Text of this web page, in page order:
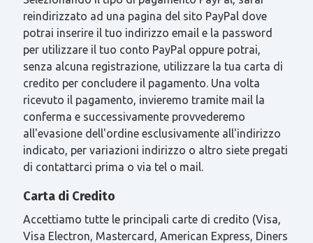
reindirizzato ad una pagina del sito PayPal dove
potrai inserire il tuo indirizzo email e la password
per utilizzare il tuo conto PayPal oppure potrai,
senza alcuna registrazione, utilizzare la tua carta di
credito per concludere il pagamento. Una volta
ricevuto il pagamento, invieremo tramite mail la
conferma e successivamente provvederemo
all'evasione dell'ordine esclusivamente all'indirizzo
indicato, per variazioni indirizzo o altro siete pregati
di contattarci prima o via tel o mail.
Carta di Credito
Accettiamo tutte le principali carte di credito (Visa,
Visa Electron, Mastercard, American Express, Diners